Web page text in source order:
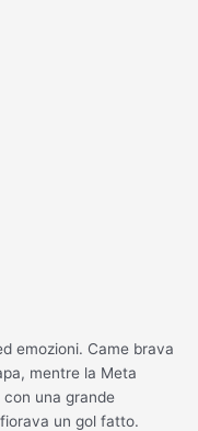
emozioni. Came brava
mentre la Meta
una grande
un gol fatto.